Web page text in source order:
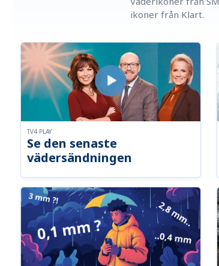
ikoner från Klart.
Se den senaste
vädersändningen
TV4 PLAY